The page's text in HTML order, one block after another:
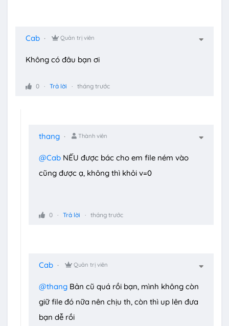
Cab Quản trị viên
Không có đâu bạn ơi
0 Trả lời tháng trước
thang Thành viên
@Cab NẾU được bác cho em file ném vào
cũng được ạ, không thì khỏi v=0
0 Trả lời tháng trước
Cab Quản trị viên
@thang Bản cũ quá rồi bạn, mình không còn
giữ file đó nữa nên chịu th, còn thì up lên đưa
bạn dễ rồi